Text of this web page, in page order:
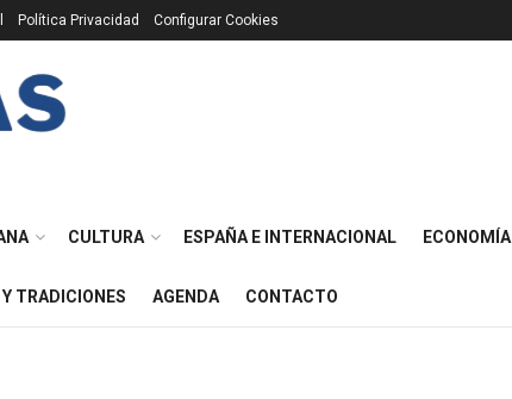
Política Privacidad Configurar Cookies
CULTURA ESPAÑA E INTERNACIONAL ECONOMÍA
Y TRADICIONES AGENDA CONTACTO